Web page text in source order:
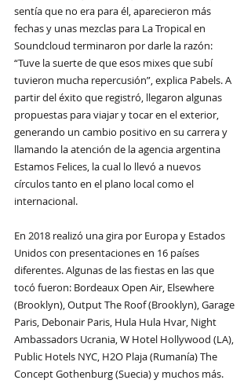
sentía que no era para él, aparecieron más
fechas y unas mezclas para La Tropical en
Soundcloud terminaron por darle la razón:
“Tuve la suerte de que esos mixes que subí
tuvieron mucha repercusión”, explica Pabels. A
partir del éxito que registró, llegaron algunas
propuestas para viajar y tocar en el exterior,
generando un cambio positivo en su carrera y
llamando la atención de la agencia argentina
Estamos Felices, la cual lo llevó a nuevos
círculos tanto en el plano local como el
internacional.
En 2018 realizó una gira por Europa y Estados
Unidos con presentaciones en 16 países
diferentes. Algunas de las fiestas en las que
tocó fueron: Bordeaux Open Air, Elsewhere
(Brooklyn), Output The Roof (Brooklyn), Garage
Paris, Debonair Paris, Hula Hula Hvar, Night
Ambassadors Ucrania, W Hotel Hollywood (LA),
Public Hotels NYC, H2O Plaja (Rumanía) The
Concept Gothenburg (Suecia) y muchos más.